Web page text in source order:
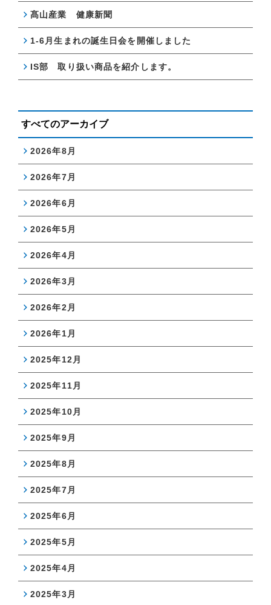
髙山産業 健康新聞
1-6月生まれの誕生日会を開催しました
IS部 取り扱い商品を紹介します。
すべてのアーカイブ
2026年8月
2026年7月
2026年6月
2026年5月
2026年4月
2026年3月
2026年2月
2026年1月
2025年12月
2025年11月
2025年10月
2025年9月
2025年8月
2025年7月
2025年6月
2025年5月
2025年4月
2025年3月